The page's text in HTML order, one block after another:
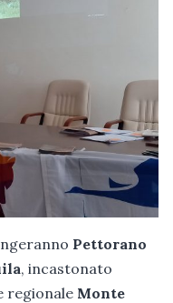
Pettorano
, incastonato
regionale Monte